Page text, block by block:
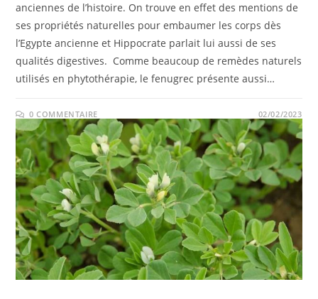
anciennes de l’histoire. On trouve en effet des mentions de
ses propriétés naturelles pour embaumer les corps dès
l’Egypte ancienne et Hippocrate parlait lui aussi de ses
qualités digestives. Comme beaucoup de remèdes naturels
utilisés en phytothérapie, le fenugrec présente aussi…
0 COMMENTAIRE 02/02/2023